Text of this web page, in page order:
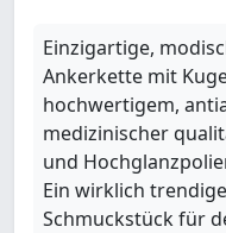
Einzigartige,
Ankerkette mit
hochwertigem,
medizinischer
und
Ein wirklich
Schmuckstück für